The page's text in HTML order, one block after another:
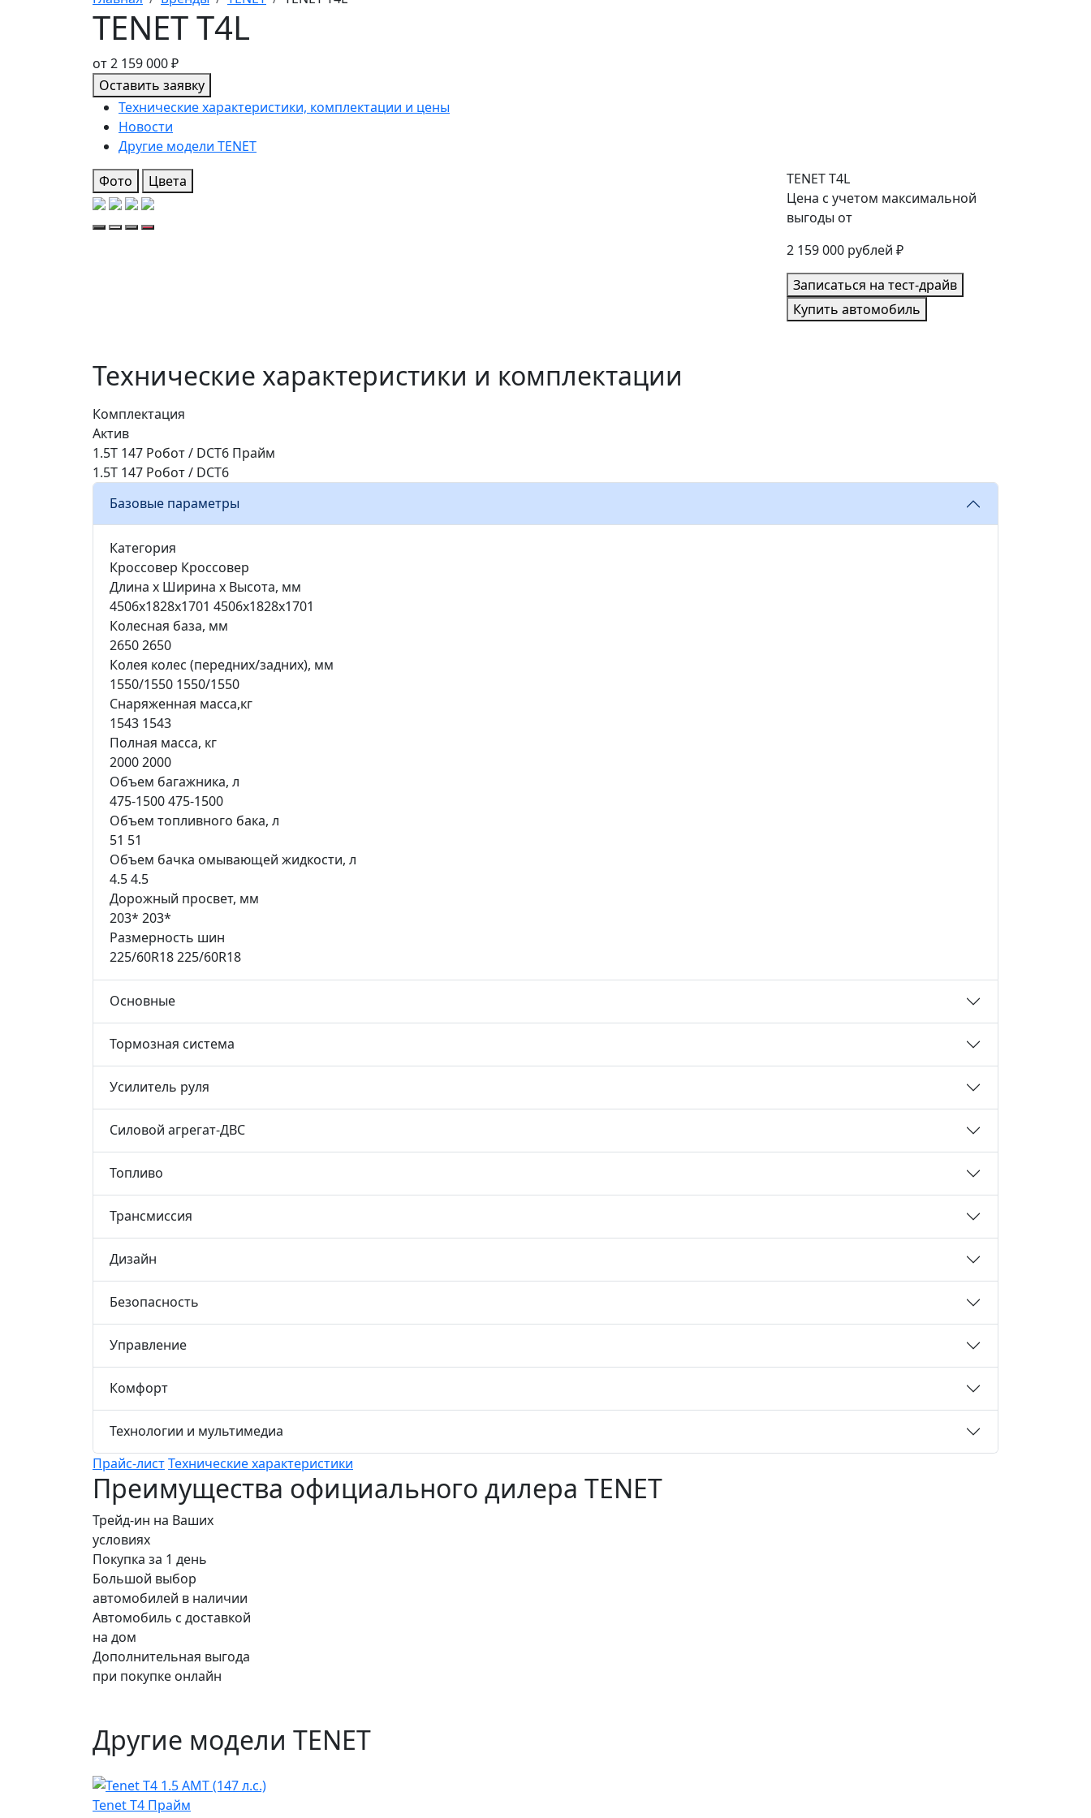
TENET T4L
от2 159 000₽
Оставить заявку
Технические характеристики, комплектации и цены
Новости
Другие модели TENET
Фото
Цвета
TENET T4L
Цена с учетом максимальной
выгоды от
2 159 000 рублей ₽
Записаться на тест-драйв
Купить автомобиль
Технические характеристики и комплектации
Комплектация
Актив
1.5T 147 Робот / DCT6 Прайм
1.5T 147 Робот / DCT6
Базовые параметры
Категория
Кроссовер Кроссовер
Длина х Ширина x Высота, мм
4506х1828х1701 4506х1828х1701
Колесная база, мм
26502650
Колея колес (передних/задних), мм
1550/1550 1550/1550
Снаряженная масса,кг
1543 1543
Полная масса, кг
20002000
Объем багажника, л
475-1500475-1500
Объем топливного бака, л
51 51
Объем бачка омывающей жидкости, л
4.54.5
Дорожный просвет, мм
203* 203*
Размерность шин
225/60R18225/60R18
Основные
Тормозная система
Усилитель руля
Силовой агрегат-ДВС
Топливо
Трансмиссия
Дизайн
Безопасность
Управление
Комфорт
Технологии и мультимедиа
Прайс-листТехнические характеристики
Преимущества официального дилера TENET
Трейд-ин на Ваших
условиях
Покупка за 1 день
Большой выбор
автомобилей в наличии
Автомобиль с доставкой
на дом
Дополнительная выгода
при покупке онлайн
Другие модели TENET
Tenet T4 Прайм